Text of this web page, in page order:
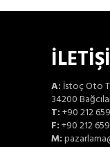
A: İstoç Oto
34200
T:+90 212
F:+90 212
M: